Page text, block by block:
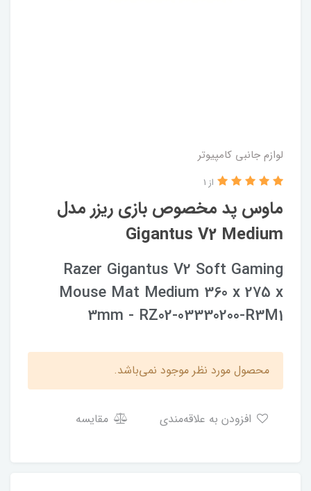
لوازم جانبی کامپیوتر
ماوس پد مخصوص بازی ریزر مدل
Gigantus V2 Medium
از 1
Razer Gigantus V2 Soft Gaming
Mouse Mat Medium 360 x 275 x
3mm - RZ02-03330200-R3M1
محصول مورد نظر موجود نمی‌باشد.
مقایسه